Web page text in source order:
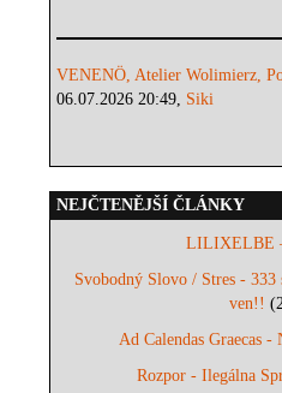
VENENÖ, Atelier Wolimierz,
06.07.2026 20:49, Siki
NEJČTENĚJŠÍ ČLÁNKY
LILIXELBE
Svobodný Slovo / Stres -
ven!!
Ad Calendas Graecas -
Rozpor - Ilegálna